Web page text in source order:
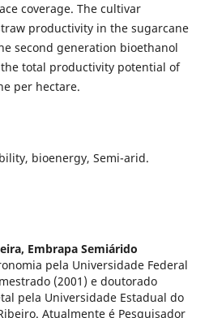
coverage. The cultivar
productivity in the sugarcane
second generation bioethanol
total productivity potential of
per hectare.
bioenergy, Semi-arid.
Embrapa Semiárido
pela Universidade Federal
(2001) e doutorado
pela Universidade Estadual do
Atualmente é Pesquisador